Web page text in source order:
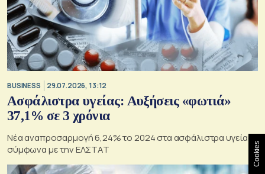
BUSINESS 29.07.2026, 13:12
Ασφάλιστρα υγείας: Αυξήσεις «φωτιά»
37,1% σε 3 χρόνια
Νέα αναπροσαρμογή 6,24% το 2024 στα ασφάλιστρα υγείας,
σύμφωνα με την ΕΛΣΤΑΤ
Cookies